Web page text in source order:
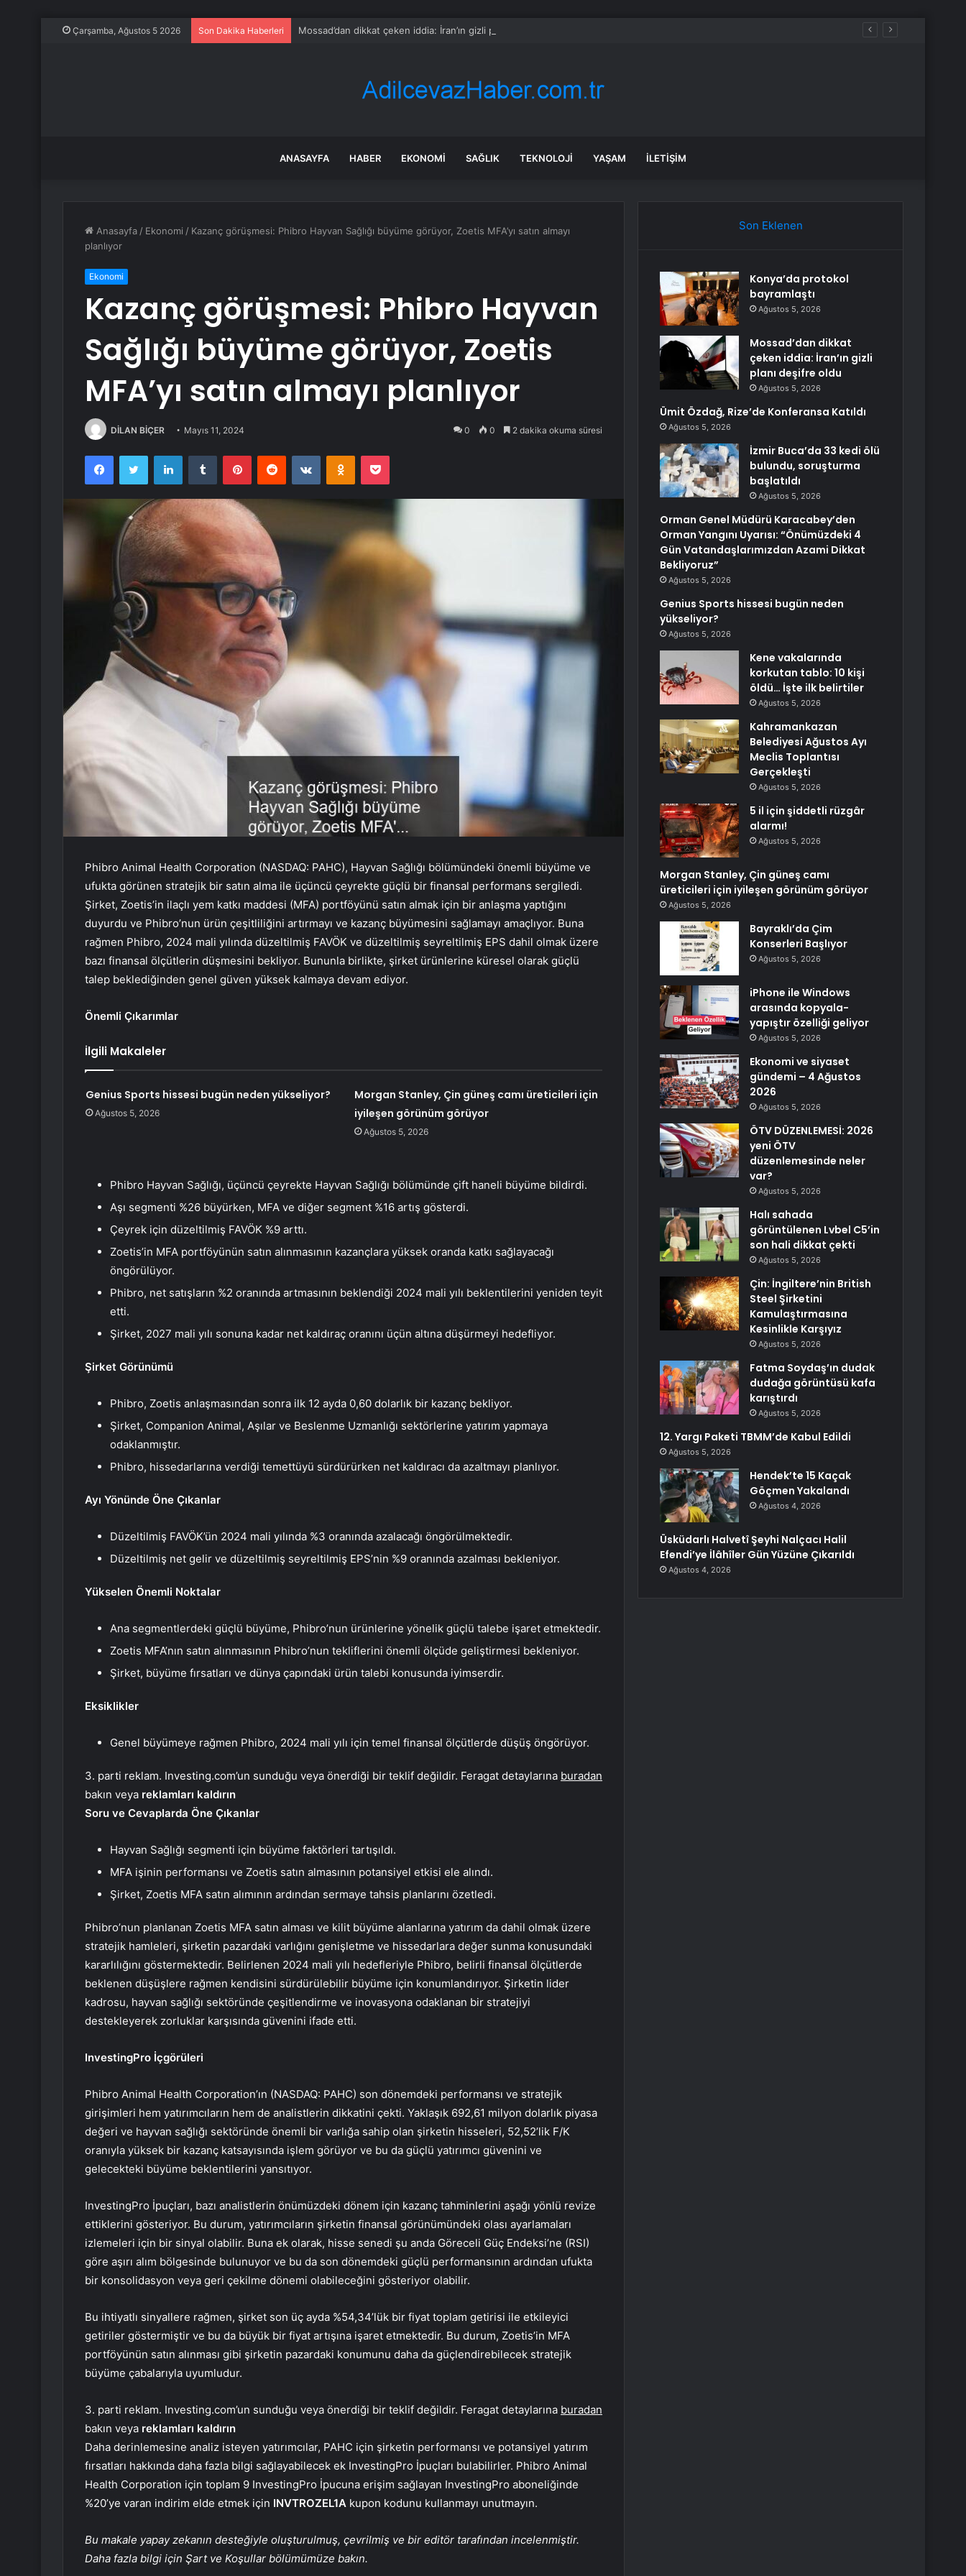
Çarşamba, Ağustos 5 2026 Son Dakika Haberleri Mossad’dan dikkat çeken iddia: İran’ın gizli planı deşifre oldu
ANASAYFA HABER EKONOMI SAĞLIK TEKNOLOJI YAŞAM İLETIŞIM
Anasayfa / Ekonomi / Kazanç görüşmesi: Phibro Hayvan Sağlığı büyüme görüyor, Zoetis MFA’yı satın almayı
planlıyor
Ekonomi
Kazanç görüşmesi: Phibro Hayvan
Sağlığı büyüme görüyor, Zoetis
MFA’yı satın almayı planlıyor
DİLAN BİÇER Mayıs 11, 2024 0 0 2 dakika okuma süresi
FacebookTwitter LinkedInTumblr PinterestReddit VKontakteOdnoklassniki
Pocket
Phibro Animal Health Corporation (NASDAQ: PAHC), Hayvan Sağlığı bölümündeki önemli büyüme ve
ufukta görünen stratejik bir satın alma ile üçüncü çeyrekte güçlü bir finansal performans sergiledi.
Şirket, Zoetis’in ilaçlı yem katkı maddesi (MFA) portföyünü satın almak için bir anlaşma yaptığını
duyurdu ve Phibro’nun ürün çeşitliliğini artırmayı ve kazanç büyümesini sağlamayı amaçlıyor. Buna
rağmen Phibro, 2024 mali yılında düzeltilmiş FAVÖK ve düzeltilmiş seyreltilmiş EPS dahil olmak üzere
bazı finansal ölçütlerin düşmesini bekliyor. Bununla birlikte, şirket ürünlerine küresel olarak güçlü
talep beklediğinden genel güven yüksek kalmaya devam ediyor.
Önemli Çıkarımlar
İlgili Makaleler
Genius Sports hissesi bugün neden yükseliyor?
Ağustos 5, 2026
Morgan Stanley, Çin güneş camı üreticileri için
iyileşen görünüm görüyor
Ağustos 5, 2026
Phibro Hayvan Sağlığı, üçüncü çeyrekte Hayvan Sağlığı bölümünde çift haneli büyüme bildirdi.
Aşı segmenti %26 büyürken, MFA ve diğer segment %16 artış gösterdi.
Çeyrek için düzeltilmiş FAVÖK %9 arttı.
Zoetis’in MFA portföyünün satın alınmasının kazançlara yüksek oranda katkı sağlayacağı
öngörülüyor.
Phibro, net satışların %2 oranında artmasının beklendiği 2024 mali yılı beklentilerini yeniden teyit
etti.
Şirket, 2027 mali yılı sonuna kadar net kaldıraç oranını üçün altına düşürmeyi hedefliyor.
Şirket Görünümü
Phibro, Zoetis anlaşmasından sonra ilk 12 ayda 0,60 dolarlık bir kazanç bekliyor.
Şirket, Companion Animal, Aşılar ve Beslenme Uzmanlığı sektörlerine yatırım yapmaya
odaklanmıştır.
Phibro, hissedarlarına verdiği temettüyü sürdürürken net kaldıracı da azaltmayı planlıyor.
Ayı Yönünde Öne Çıkanlar
Düzeltilmiş FAVÖK’ün 2024 mali yılında %3 oranında azalacağı öngörülmektedir.
Düzeltilmiş net gelir ve düzeltilmiş seyreltilmiş EPS’nin %9 oranında azalması bekleniyor.
Yükselen Önemli Noktalar
Ana segmentlerdeki güçlü büyüme, Phibro’nun ürünlerine yönelik güçlü talebe işaret etmektedir.
Zoetis MFA’nın satın alınmasının Phibro’nun tekliflerini önemli ölçüde geliştirmesi bekleniyor.
Şirket, büyüme fırsatları ve dünya çapındaki ürün talebi konusunda iyimserdir.
Eksiklikler
Genel büyümeye rağmen Phibro, 2024 mali yılı için temel finansal ölçütlerde düşüş öngörüyor.
3. parti reklam. Investing.com’un sunduğu veya önerdiği bir teklif değildir. Feragat detaylarına buradan
bakın veya reklamları kaldırın
Soru ve Cevaplarda Öne Çıkanlar
Hayvan Sağlığı segmenti için büyüme faktörleri tartışıldı.
MFA işinin performansı ve Zoetis satın almasının potansiyel etkisi ele alındı.
Şirket, Zoetis MFA satın alımının ardından sermaye tahsis planlarını özetledi.
Phibro’nun planlanan Zoetis MFA satın alması ve kilit büyüme alanlarına yatırım da dahil olmak üzere
stratejik hamleleri, şirketin pazardaki varlığını genişletme ve hissedarlara değer sunma konusundaki
kararlılığını göstermektedir. Belirlenen 2024 mali yılı hedefleriyle Phibro, belirli finansal ölçütlerde
beklenen düşüşlere rağmen kendisini sürdürülebilir büyüme için konumlandırıyor. Şirketin lider
kadrosu, hayvan sağlığı sektöründe çeşitlendirme ve inovasyona odaklanan bir stratejiyi
destekleyerek zorluklar karşısında güvenini ifade etti.
InvestingPro İçgörüleri
Phibro Animal Health Corporation’ın (NASDAQ: PAHC) son dönemdeki performansı ve stratejik
girişimleri hem yatırımcıların hem de analistlerin dikkatini çekti. Yaklaşık 692,61 milyon dolarlık piyasa
değeri ve hayvan sağlığı sektöründe önemli bir varlığa sahip olan şirketin hisseleri, 52,52’lik F/K
oranıyla yüksek bir kazanç katsayısında işlem görüyor ve bu da güçlü yatırımcı güvenini ve
gelecekteki büyüme beklentilerini yansıtıyor.
InvestingPro İpuçları, bazı analistlerin önümüzdeki dönem için kazanç tahminlerini aşağı yönlü revize
ettiklerini gösteriyor. Bu durum, yatırımcıların şirketin finansal görünümündeki olası ayarlamaları
izlemeleri için bir sinyal olabilir. Buna ek olarak, hisse senedi şu anda Göreceli Güç Endeksi’ne (RSI)
göre aşırı alım bölgesinde bulunuyor ve bu da son dönemdeki güçlü performansının ardından ufukta
bir konsolidasyon veya geri çekilme dönemi olabileceğini gösteriyor olabilir.
Bu ihtiyatlı sinyallere rağmen, şirket son üç ayda %54,34’lük bir fiyat toplam getirisi ile etkileyici
getiriler göstermiştir ve bu da büyük bir fiyat artışına işaret etmektedir. Bu durum, Zoetis’in MFA
portföyünün satın alınması gibi şirketin pazardaki konumunu daha da güçlendirebilecek stratejik
büyüme çabalarıyla uyumludur.
3. parti reklam. Investing.com’un sunduğu veya önerdiği bir teklif değildir. Feragat detaylarına buradan
bakın veya reklamları kaldırın
Daha derinlemesine analiz isteyen yatırımcılar, PAHC için şirketin performansı ve potansiyel yatırım
fırsatları hakkında daha fazla bilgi sağlayabilecek ek InvestingPro İpuçları bulabilirler. Phibro Animal
Health Corporation için toplam 9 InvestingPro İpucuna erişim sağlayan InvestingPro aboneliğinde
%20’ye varan indirim elde etmek için INVTROZEL1A kupon kodunu kullanmayı unutmayın.
Bu makale yapay zekanın desteğiyle oluşturulmuş, çevrilmiş ve bir editör tarafından incelenmiştir.
Daha fazla bilgi için Şart ve Koşullar bölümümüze bakın.
Son Eklenen
Konya’da protokol
bayramlaştı
Ağustos 5, 2026
Mossad’dan dikkat
çeken iddia: İran’ın gizli
planı deşifre oldu
Ağustos 5, 2026
Ümit Özdağ, Rize’de Konferansa Katıldı
Ağustos 5, 2026
İzmir Buca’da 33 kedi ölü
bulundu, soruşturma
başlatıldı
Ağustos 5, 2026
Orman Genel Müdürü Karacabey’den
Orman Yangını Uyarısı: “Önümüzdeki 4
Gün Vatandaşlarımızdan Azami Dikkat
Bekliyoruz”
Ağustos 5, 2026
Genius Sports hissesi bugün neden
yükseliyor?
Ağustos 5, 2026
Kene vakalarında
korkutan tablo: 10 kişi
öldü… İşte ilk belirtiler
Ağustos 5, 2026
Kahramankazan
Belediyesi Ağustos Ayı
Meclis Toplantısı
Gerçekleşti
Ağustos 5, 2026
5 il için şiddetli rüzgâr
alarmı!
Ağustos 5, 2026
Morgan Stanley, Çin güneş camı
üreticileri için iyileşen görünüm görüyor
Ağustos 5, 2026
Bayraklı’da Çim
Konserleri Başlıyor
Ağustos 5, 2026
iPhone ile Windows
arasında kopyala-
yapıştır özelliği geliyor
Ağustos 5, 2026
Ekonomi ve siyaset
gündemi – 4 Ağustos
2026
Ağustos 5, 2026
ÖTV DÜZENLEMESİ: 2026
yeni ÖTV
düzenlemesinde neler
var?
Ağustos 5, 2026
Halı sahada
görüntülenen Lvbel C5’in
son hali dikkat çekti
Ağustos 5, 2026
Çin: İngiltere’nin British
Steel Şirketini
Kamulaştırmasına
Kesinlikle Karşıyız
Ağustos 5, 2026
Fatma Soydaş’ın dudak
dudağa görüntüsü kafa
karıştırdı
Ağustos 5, 2026
12. Yargı Paketi TBMM’de Kabul Edildi
Ağustos 5, 2026
Hendek’te 15 Kaçak
Göçmen Yakalandı
Ağustos 4, 2026
Üsküdarlı Halvetî Şeyhi Nalçacı Halil
Efendi’ye İlâhîler Gün Yüzüne Çıkarıldı
Ağustos 4, 2026